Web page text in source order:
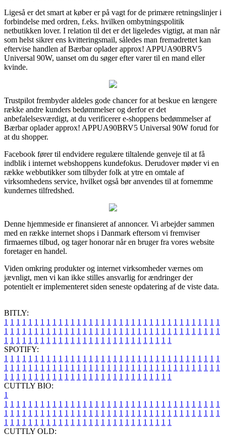
Ligeså er det smart at køber er på vagt for de primære retningslinjer i
forbindelse med ordren, f.eks. hvilken ombytningspolitik
netbutikken lover. I relation til det er det ligeledes vigtigt, at man når
som helst sikrer ens kvitteringsmail, således man fremadrettet kan
eftervise handlen af Bærbar oplader approx! APPUA90BRV5
Universal 90W, uanset om du søger efter varer til en mand eller
kvinde.
Trustpilot frembyder aldeles gode chancer for at beskue en længere
række andre kunders bedømmelser og derfor er det
anbefalelsesværdigt, at du verificerer e-shoppens bedømmelser af
Bærbar oplader approx! APPUA90BRV5 Universal 90W forud for
at du shopper.
Facebook fører til endvidere regulære tiltalende genveje til at få
indblik i internet webshoppens kundefokus. Derudover møder vi en
række webbutikker som tilbyder folk at ytre en omtale af
virksomhedens service, hvilket også bør anvendes til at fornemme
kundernes tilfredshed.
Denne hjemmeside er finansieret af annoncer. Vi arbejder sammen
med en række internet shops i Danmark eftersom vi fremviser
firmaernes tilbud, og tager honorar når en bruger fra vores website
foretager en handel.
Viden omkring produkter og internet virksomheder værnes om
jævnligt, men vi kan ikke stilles ansvarlig for ændringer der
potentielt er implementeret siden seneste opdatering af de viste data.
BITLY:
1 1 1 1 1 1 1 1 1 1 1 1 1 1 1 1 1 1 1 1 1 1 1 1 1 1 1 1 1 1 1 1 1 1 1 1
1 1 1 1 1 1 1 1 1 1 1 1 1 1 1 1 1 1 1 1 1 1 1 1 1 1 1 1 1 1 1 1 1 1 1 1
1 1 1 1 1 1 1 1 1 1 1 1 1 1 1 1 1 1 1 1 1 1 1 1 1 1 1 1
SPOTIFY:
1 1 1 1 1 1 1 1 1 1 1 1 1 1 1 1 1 1 1 1 1 1 1 1 1 1 1 1 1 1 1 1 1 1 1 1
1 1 1 1 1 1 1 1 1 1 1 1 1 1 1 1 1 1 1 1 1 1 1 1 1 1 1 1 1 1 1 1 1 1 1 1
1 1 1 1 1 1 1 1 1 1 1 1 1 1 1 1 1 1 1 1 1 1 1 1 1 1 1 1
CUTTLY BIO:
1
1 1 1 1 1 1 1 1 1 1 1 1 1 1 1 1 1 1 1 1 1 1 1 1 1 1 1 1 1 1 1 1 1 1 1 1
1 1 1 1 1 1 1 1 1 1 1 1 1 1 1 1 1 1 1 1 1 1 1 1 1 1 1 1 1 1 1 1 1 1 1 1
1 1 1 1 1 1 1 1 1 1 1 1 1 1 1 1 1 1 1 1 1 1 1 1 1 1 1 1
CUTTLY OLD: